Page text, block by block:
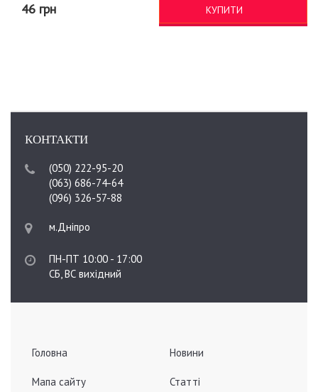
46 грн КУПИТИ
КОНТАКТИ
(050) 222-95-20
(063) 686-74-64
(096) 326-57-88
м.Дніпро
ПН-ПТ 10:00 - 17:00
СБ, ВС вихідний
Головна
Мапа сайту
Новини
Статті